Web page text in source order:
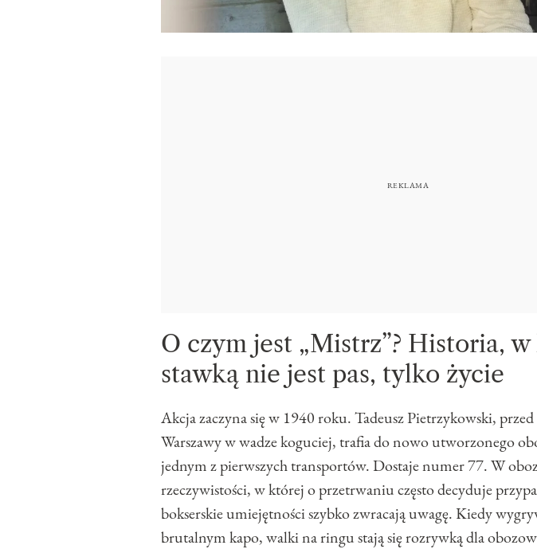
O czym jest „Mistrz”? Historia,
stawką nie jest pas, tylko życie
Akcja zaczyna się w 1940 roku. Tadeusz Pietrzykowski,
Warszawy w wadze koguciej, trafia do nowo utworzonego
jednym z pierwszych transportów. Dostaje numer 77. W
rzeczywistości, w której o przetrwaniu często decyduje
bokserskie umiejętności szybko zwracają uwagę. Kiedy
brutalnym kapo, walki na ringu stają się rozrywką dla